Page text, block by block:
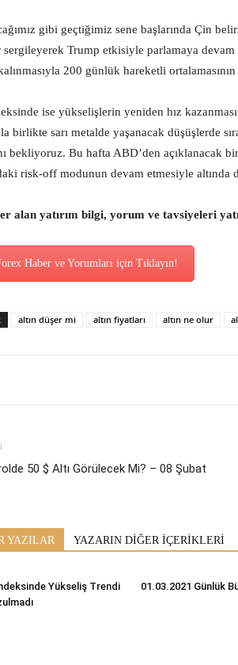
gibi geçtiğimiz sene başlarında Çin
sergileyerek Trump etkisiyle parlamaya
200 günlük hareketli
ise yükselişlerin yeniden hız
birlikte sarı metalde yaşanacak düşüşlerde
bekliyoruz. Bu hafta ABD’den açıklanacak
risk-off modunun devam etmesiyle altında
alan yatırım bilgi, yorum ve tavsiyeleri
Haber ve Yorumları için Tıklayın!
altın düşer mi altın fiyatları altın ne olur
50 $ Altı Görülecek Mi? – 08 Şubat
YAZILAR YAZARIN DİĞER İÇERİKLERİ
Yükseliş Trendi
01.03.2021 Günlük